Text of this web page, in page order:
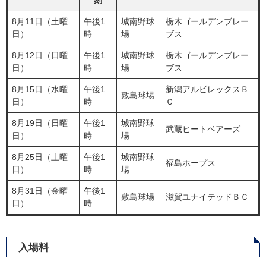
8月11日（土曜
日）
午後1
時
城南野球
場
栃木ゴールデンブレー
ブス
8月12日（日曜
日）
午後1
時
城南野球
場
栃木ゴールデンブレー
ブス
8月15日（水曜
日）
午後1
時
敷島球場
新潟アルビレックスＢ
Ｃ
8月19日（日曜
日）
午後1
時
城南野球
場
武蔵ヒートベアーズ
8月25日（土曜
日）
午後1
時
城南野球
場
福島ホープス
8月31日（金曜
日）
午後1
時
敷島球場 滋賀ユナイテッドＢＣ
入場料